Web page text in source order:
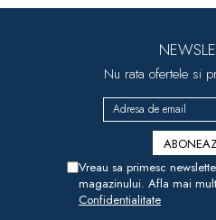
Nu rata ofertele si
Vreau sa primesc
magazinului. Afla mai
Confidentialitate